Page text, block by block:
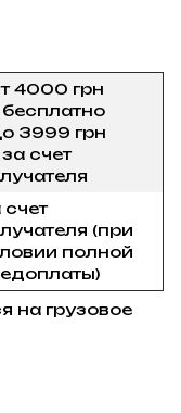
4000 грн
3999 грн
счет
счет
(при
полной
на грузовое